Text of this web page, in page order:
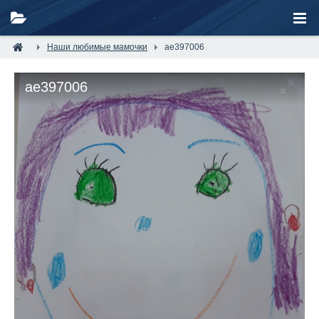
Наши любимые мамочки ae397006
ae397006